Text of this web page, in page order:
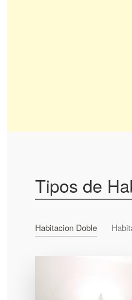
Tipos de
Habitacion Doble